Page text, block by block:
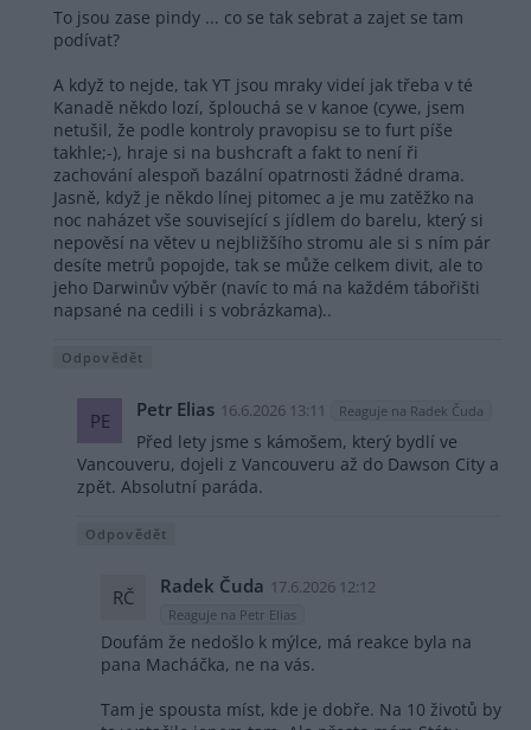
To jsou zase pindy ... co se tak sebrat a zajet se tam
podívat?
A když to nejde, tak YT jsou mraky videí jak třeba v té
Kanadě někdo lozí, šplouchá se v kanoe (cywe, jsem
netušil, že podle kontroly pravopisu se to furt píše
takhle;-), hraje si na bushcraft a fakt to není ři
zachování alespoň bazální opatrnosti žádné drama.
Jasně, když je někdo línej pitomec a je mu zatěžko na
noc naházet vše související s jídlem do barelu, který si
nepověsí na větev u nejbližšího stromu ale si s ním pár
desíte metrů popojde, tak se může celkem divit, ale to
jeho Darwinův výběr (navíc to má na každém tábořišti
napsané na cedili i s vobrázkama)..
Odpovědět
PE Petr Elias 16.6.2026 13:11 Reaguje na Radek Čuda
Před lety jsme s kámošem, který bydlí ve
Vancouveru, dojeli z Vancouveru až do Dawson City a
zpět. Absolutní paráda.
Odpovědět
RČ Radek Čuda 17.6.2026 12:12
Reaguje na Petr Elias
Doufám že nedošlo k mýlce, má reakce byla na
pana Macháčka, ne na vás.
Tam je spousta míst, kde je dobře. Na 10 životů by